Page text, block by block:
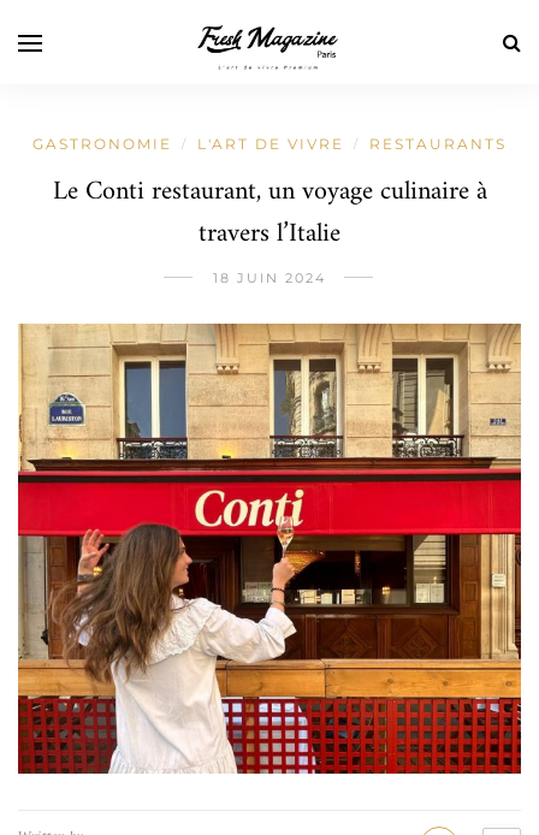
GASTRONOMIE / L'ART DE VIVRE / RESTAURANTS
Le Conti restaurant, un voyage culinaire à
travers l’Italie
18 JUIN 2024